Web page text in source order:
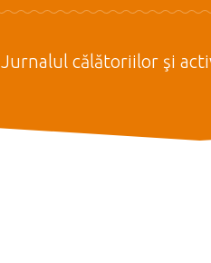
Jurnalul călătoriilor şi